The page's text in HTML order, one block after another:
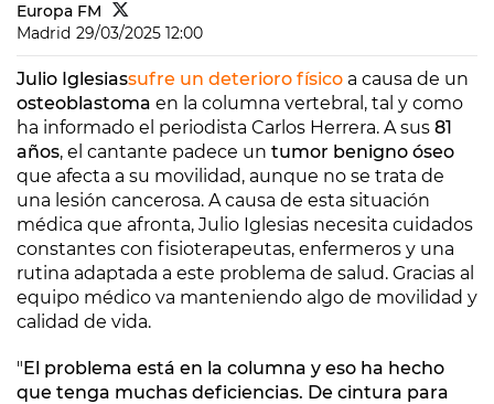
Europa FM
Madrid 29/03/2025 12:00
Julio Iglesiassufre un deterioro físico a causa de un
osteoblastoma en la columna vertebral, tal y como
ha informado el periodista Carlos Herrera. A sus 81
años, el cantante padece un tumor benigno óseo
que afecta a su movilidad, aunque no se trata de
una lesión cancerosa. A causa de esta situación
médica que afronta, Julio Iglesias necesita cuidados
constantes con fisioterapeutas, enfermeros y una
rutina adaptada a este problema de salud. Gracias al
equipo médico va manteniendo algo de movilidad y
calidad de vida.
"El problema está en la columna y eso ha hecho
que tenga muchas deficiencias. De cintura para